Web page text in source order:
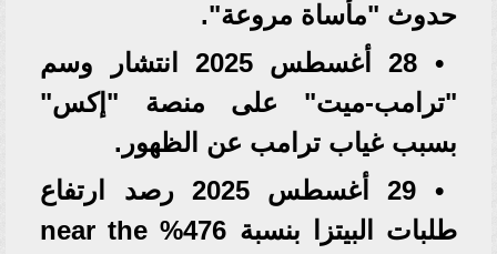
حدوث "مأساة مروعة".
• 28 أغسطس 2025 انتشار وسم
"ترامب-ميت" على منصة "إكس"
بسبب غياب ترامب عن الظهور.
• 29 أغسطس 2025 رصد ارتفاع
طلبات البيتزا بنسبة 476% near the